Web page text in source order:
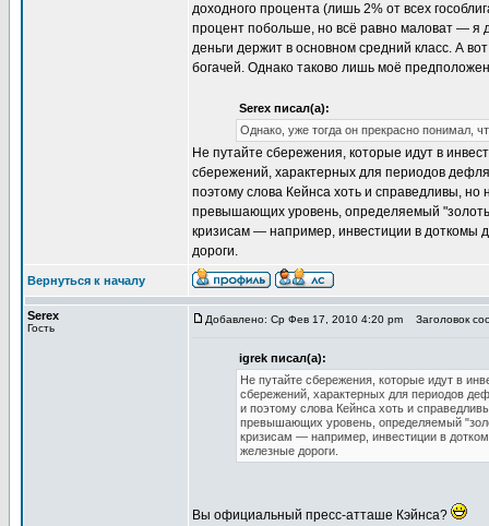
доходного процента (лишь 2% от всех
процент побольше, но всё равно маловат — я
деньги держит в основном средний класс. А
богачей. Однако таково лишь моё
Serex писал(а):
Однако, уже тогда он прекрасно понимал,
Не путайте сбережения, которые идут в
сбережений, характерных для периодов
поэтому слова Кейнса хоть и справедливы,
превышающих уровень, определяемый
кризисам — например, инвестиции в доткомы
дороги.
Вернуться к началу
Serex
Гость
Добавлено: Ср Фев 17, 2010 4:20 pm Заголовок
igrek писал(а):
Не путайте сбережения, которые идут в
сбережений, характерных для периодов
и поэтому слова Кейнса хоть и
превышающих уровень, определяемый
кризисам — например, инвестиции в
железные дороги.
Вы официальный пресс-атташе Кэйнса?